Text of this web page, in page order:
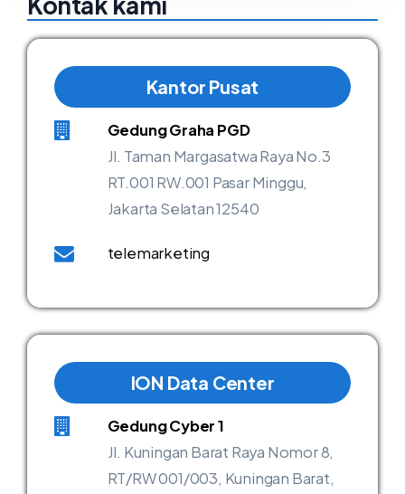
Kantor Pusat
Gedung Graha PGD
Jl. Taman Margasatwa Raya No.3
RT.001 RW.001 Pasar Minggu,
Jakarta Selatan 12540
telemarketing
ION Data Center
Gedung Cyber 1
Jl. Kuningan Barat Raya Nomor 8,
RT/RW 001/003, Kuningan Barat,